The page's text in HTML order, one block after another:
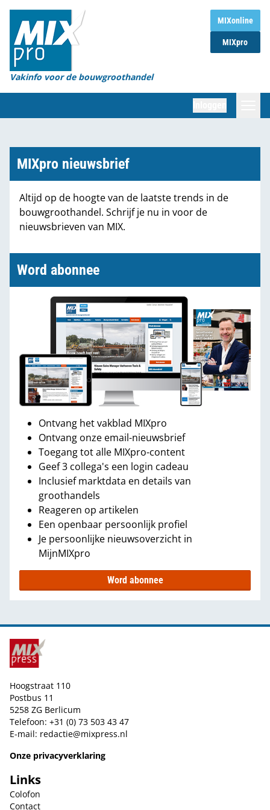
MIXonline
MIXpro
Vakinfo voor de bouwgroothandel
Home
Magazines
Organisaties
Marktcijfers
Partners
MIXpro nieuwsbrief
Altijd op de hoogte van de laatste trends in de
bouwgroothandel. Schrijf je nu in voor de
nieuwsbrieven van MIX.
Word abonnee
Ontvang het vakblad MIXpro
Ontvang onze email-nieuwsbrief
Toegang tot alle MIXpro-content
Geef 3 collega's een login cadeau
Inclusief marktdata en details van
groothandels
Reageren op artikelen
Een openbaar persoonlijk profiel
Je persoonlijke nieuwsoverzicht in
MijnMIXpro
Word abonnee
Hoogstraat 110
Postbus 11
5258 ZG Berlicum
Telefoon: +31 (0) 73 503 43 47
E-mail: redactie@mixpress.nl
Onze privacyverklaring
Links
Colofon
Contact